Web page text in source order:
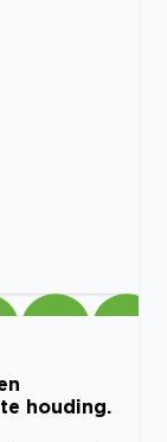
houding.